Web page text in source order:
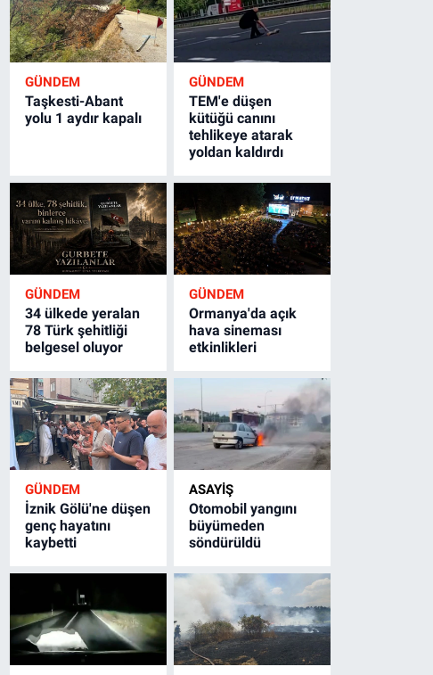
GÜNDEM
Taşkesti-Abant
yolu 1 aydır kapalı
GÜNDEM
TEM'e düşen
kütüğü canını
tehlikeye atarak
yoldan kaldırdı
GÜNDEM
34 ülkede yeralan
78 Türk şehitliği
belgesel oluyor
GÜNDEM
Ormanya'da açık
hava sineması
etkinlikleri
GÜNDEM
İznik Gölü'ne düşen
genç hayatını
kaybetti
ASAYİŞ
Otomobil yangını
büyümeden
söndürüldü